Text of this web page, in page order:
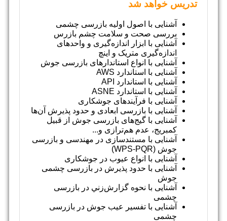
تدریس خواهد شد
آشنایی با اصول اولیه بازرسی چشمی
بررسی صحت و سلامت چشم بازرس
آشنایی با ابزار اندازه‌گیری و واحدهای
اندازه‌گیری متریک و اینچ
آشنایی با انواع استاندارهای بازرسی جوش
آشنایی با استاندارد AWS
آشنایی با استاندارد API
آشنایی با استاندارد ASNE
آشنایی با فرآیندهای جوشکاری
آشنایی با بازرسی ابعادی و حدود پذیرش آن‌ها
آشنایی با گیج‌های بازرسی جوش از قبیل
کمبریج، عدم هم‌ترازی و...
آشنایی با مستند‌سازی در مهندسی و بازرسی
جوش (WPS-PQR)
آشنایی با انواع عیوب در جوشکاری
آشنایی با حدود پذیرش در بازرسی چشمی
جوش
آشنایی با نحوه گزارش‌زني در بازرسی
چشمی
آشنایی با تفسیر عیب جوش در بازرسی
چشمی